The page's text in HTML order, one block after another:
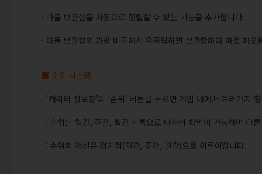
- 마을 보관함을 자동으로 정렬할 수 있는 기능을 추가합니다.
- 마을 보관함의 가방 버튼에서 우클릭하면 보관함마다 따로 메모
■ 순위 시스템
- '캐릭터 정보창'의 '순위' 버튼을 누르면 게임 내에서 여러가지
: 순위는 일간, 주간, 월간 기록으로 나누어 확인이 가능하며 다
: 순위의 갱신은 정기적(일간, 주간, 월간)으로 이루어집니다.